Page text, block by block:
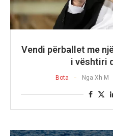
Vendi përballet me
i vështiri
Bota Nga Xh M